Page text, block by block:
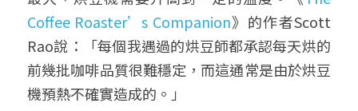
Coffee Roaster’s Companion》的作者Scott
Rao說：「每個我遇過的烘豆師都承認每天烘的
前幾批咖啡品質很難穩定，而這通常是由於烘豆
機預熱不確實造成的。」